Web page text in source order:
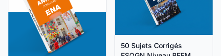
50 Sujets Corrigés